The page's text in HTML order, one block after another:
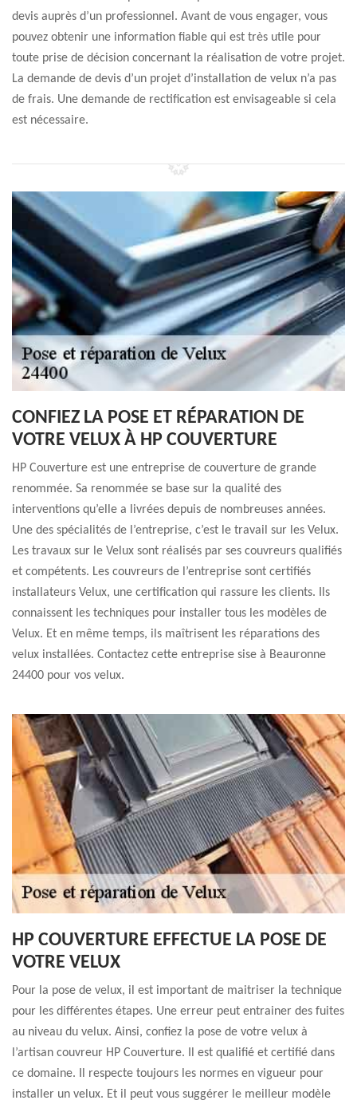
devis auprès d’un professionnel. Avant de vous engager, vous
pouvez obtenir une information fiable qui est très utile pour
toute prise de décision concernant la réalisation de votre projet.
La demande de devis d’un projet d’installation de velux n’a pas
de frais. Une demande de rectification est envisageable si cela
est nécessaire.
CONFIEZ LA POSE ET RÉPARATION DE
VOTRE VELUX À HP COUVERTURE
HP Couverture est une entreprise de couverture de grande
renommée. Sa renommée se base sur la qualité des
interventions qu’elle a livrées depuis de nombreuses années.
Une des spécialités de l’entreprise, c’est le travail sur les Velux.
Les travaux sur le Velux sont réalisés par ses couvreurs qualifiés
et compétents. Les couvreurs de l’entreprise sont certifiés
installateurs Velux, une certification qui rassure les clients. Ils
connaissent les techniques pour installer tous les modèles de
Velux. Et en même temps, ils maîtrisent les réparations des
velux installées. Contactez cette entreprise sise à Beauronne
24400 pour vos velux.
HP COUVERTURE EFFECTUE LA POSE DE
VOTRE VELUX
Pour la pose de velux, il est important de maitriser la technique
pour les différentes étapes. Une erreur peut entrainer des fuites
au niveau du velux. Ainsi, confiez la pose de votre velux à
l’artisan couvreur HP Couverture. Il est qualifié et certifié dans
ce domaine. Il respecte toujours les normes en vigueur pour
installer un velux. Et il peut vous suggérer le meilleur modèle